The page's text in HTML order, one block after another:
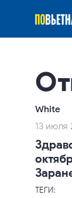
White
13 июля
ТЕГИ: